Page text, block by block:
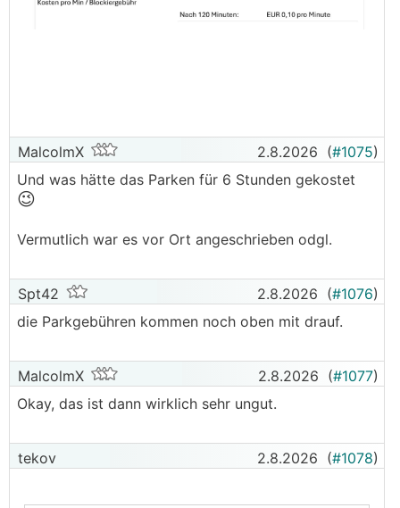
MalcolmX 2.8.2026 (#1075)
Und was hätte das Parken für 6 Stunden gekostet
😉
Vermutlich war es vor Ort angeschrieben odgl.
Spt42 2.8.2026 (#1076)
die Parkgebühren kommen noch oben mit drauf.
MalcolmX 2.8.2026 (#1077)
Okay, das ist dann wirklich sehr ungut.
tekov 2.8.2026 (#1078)